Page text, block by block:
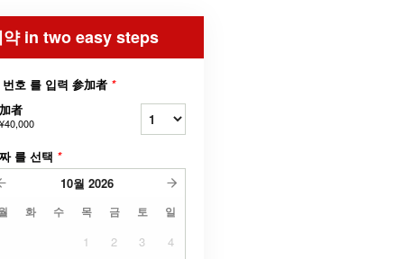
약 in two easy steps
호 를 입력 参加者 *
者
를 선택 *
10월 2026
화 수 목 금 토 일
1 2 3
4